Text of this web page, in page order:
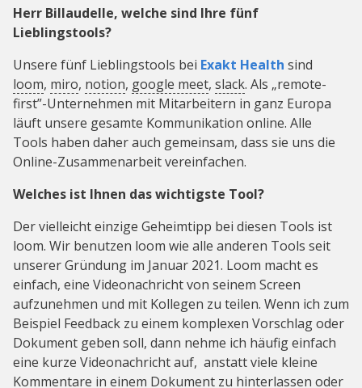
Herr Billaudelle, welche sind Ihre fünf
Lieblingstools?
Unsere fünf Lieblingstools bei Exakt Health sind
loom, miro, notion, google meet, slack. Als „remote-
first”-Unternehmen mit Mitarbeitern in ganz Europa
läuft unsere gesamte Kommunikation online. Alle
Tools haben daher auch gemeinsam, dass sie uns die
Online-Zusammenarbeit vereinfachen.
Welches ist Ihnen das wichtigste Tool?
Der vielleicht einzige Geheimtipp bei diesen Tools ist
loom. Wir benutzen loom wie alle anderen Tools seit
unserer Gründung im Januar 2021. Loom macht es
einfach, eine Videonachricht von seinem Screen
aufzunehmen und mit Kollegen zu teilen. Wenn ich zum
Beispiel Feedback zu einem komplexen Vorschlag oder
Dokument geben soll, dann nehme ich häufig einfach
eine kurze Videonachricht auf, anstatt viele kleine
Kommentare in einem Dokument zu hinterlassen oder